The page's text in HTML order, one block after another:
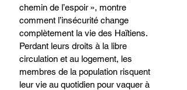
chemin de l’espoir », montre
comment l’insécurité change
complètement la vie des Haïtiens.
Perdant leurs droits à la libre
circulation et au logement, les
membres de la population risquent
leur vie au quotidien pour vaquer à